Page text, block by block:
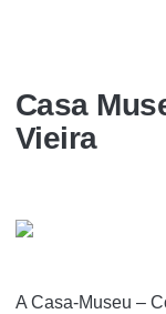
Casa
Vieira
A Casa-Museu –